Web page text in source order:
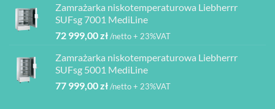
080,00 zł
2
000,00 zł.
1
Zamrażarka niskotemperaturowa Liebherrr
SUFsg 7001 MediLine
72 999,00zł/netto + 23%VAT
Zamrażarka niskotemperaturowa Liebherrr
SUFsg 5001 MediLine
77 999,00zł/netto + 23%VAT